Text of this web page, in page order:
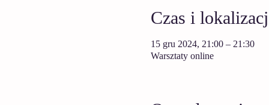
Czas i
15 gru 2024, 21:00 – 21:30
Warsztaty online